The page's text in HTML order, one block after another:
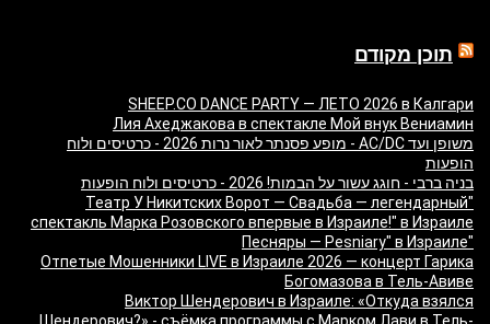
תוכן מקודם
SHEEP.CO DANCE PARTY — ЛЕТО 2026 в Калгари
Лия Ахеджакова в спектакле Мой внук Вениамин
משופן ועד AC/DC - מופע פסנתר לאור נרות 2026 - כרטיסים ולוח
הופעות
בניה ברבי - חוגג עשור על הבמות! 2026 - כרטיסים ולוח הופעות
"Театр У Никитских Ворот — Свадьба — легендарный
спектакль Марка Розовского впервые в Израиле!" в Израиле
"Песняры — Pesniary" в Израиле
Отпетые Мошенники LIVE в Израиле 2026 — концерт Гарика
Богомазова в Тель-Авиве
Виктор Шендерович в Израиле: «Откуда взялся